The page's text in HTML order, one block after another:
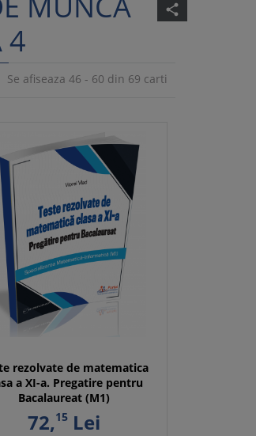
share
4
Se afiseaza 46 - 60 din 69 carti
rezolvate de matematica
a XI-a. Pregatire pentru
Bacalaureat (M1)
72,15Lei